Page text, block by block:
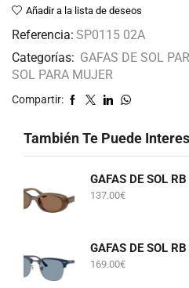
Añadir a la lista de deseos
Referencia: SP0115 02A
Categorías: GAFAS DE SOL
SOL PARA MUJER
Compartir:
También Te Puede
137.00€
169.00€